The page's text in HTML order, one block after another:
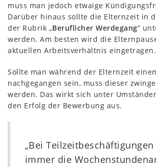
muss man jedoch etwaige
Darüber hinaus sollte die Elternzeit in
der Rubrik „Beruflicher Werdegang“
werden. Am besten wird die
aktuellen Arbeitsverhältnis eingetragen.
Sollte man während der Elternzeit
nachgegangen sein, muss dieser
werden. Das wirkt sich unter
den Erfolg der Bewerbung aus.
„Bei
immer die